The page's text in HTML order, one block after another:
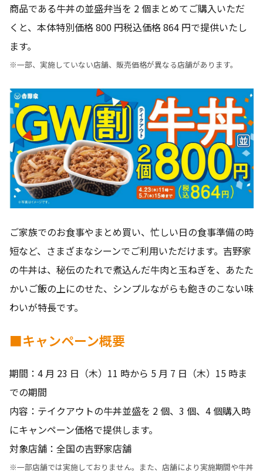
商品である牛丼の並盛弁当を 2 個まとめてご購入いただ
くと、本体特別価格 800 円税込価格 864 円で提供いたし
ます。
※一部、実施していない店舗、販売価格が異なる店舗があります。
ご家族でのお食事やまとめ買い、忙しい日の食事準備の時
短など、さまざまなシーンでご利用いただけます。吉野家
の牛丼は、秘伝のたれで煮込んだ牛肉と玉ねぎを、あたた
かいご飯の上にのせた、シンプルながらも飽きのこない味
わいが特長です。
■キャンペーン概要
期間：4 月 23 日（木）11 時から 5 月 7 日（木）15 時ま
での期間
内容：テイクアウトの牛丼並盛を 2 個、3 個、4 個購入時
にキャンペーン価格で提供します。
対象店舗：全国の吉野家店舗
※一部店舗では実施しておりません。また、店舗により実施期間や牛丼